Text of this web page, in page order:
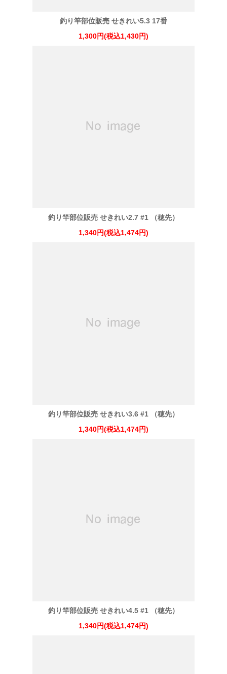
釣り竿部位販売 せきれい5.3 17番
1,300円(税込1,430円)
釣り竿部位販売 せきれい2.7 #1 （穂先）
1,340円(税込1,474円)
釣り竿部位販売 せきれい3.6 #1 （穂先）
1,340円(税込1,474円)
釣り竿部位販売 せきれい4.5 #1 （穂先）
1,340円(税込1,474円)